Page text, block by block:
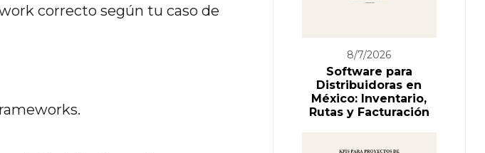
correcto según tu caso de
8/7/2026
Software para
Distribuidoras en
México: Inventario,
Rutas y Facturación